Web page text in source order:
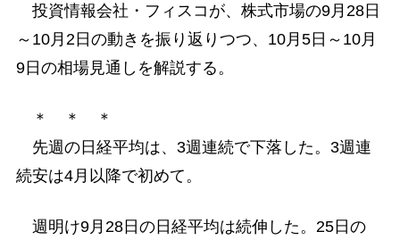
投資情報会社・フィスコが、株式市場の9月28日
～10月2日の動きを振り返りつつ、10月5日～10月
9日の相場見通しを解説する。
＊ ＊ ＊
先週の日経平均は、3週連続で下落した。3週連
続安は4月以降で初めて。
週明け9月28日の日経平均は続伸した。25日の